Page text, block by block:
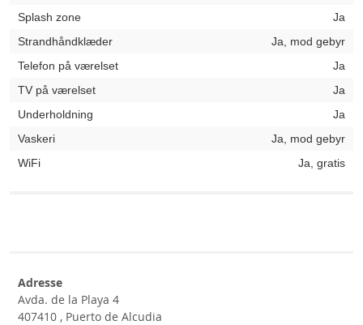
Splash zone
Ja
Strandhåndklæder
Ja, mod gebyr
Telefon på værelset
Ja
TV på værelset
Ja
Underholdning
Ja
Vaskeri
Ja, mod gebyr
WiFi
Ja, gratis
Adresse
Avda. de la Playa 4
407410 , Puerto de Alcudia